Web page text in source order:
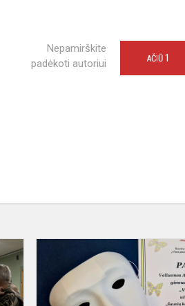
Nepamirškite
padėkoti autoriui
AČIŪ 1
Jaunųjų
šaulių
sąskrydis